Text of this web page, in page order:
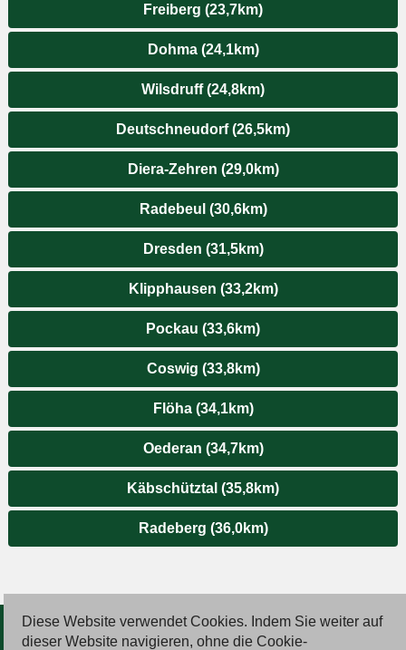
Freiberg (23,7km)
Dohma (24,1km)
Wilsdruff (24,8km)
Deutschneudorf (26,5km)
Diera-Zehren (29,0km)
Radebeul (30,6km)
Dresden (31,5km)
Klipphausen (33,2km)
Pockau (33,6km)
Coswig (33,8km)
Flöha (34,1km)
Oederan (34,7km)
Käbschütztal (35,8km)
Radeberg (36,0km)
© 2026 Deutsche Jobmarkt GmbH
Diese Website verwendet Cookies. Indem Sie weiter auf
dieser Website navigieren, ohne die Cookie-